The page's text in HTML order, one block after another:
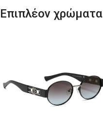
Επιπλέον χρώματα